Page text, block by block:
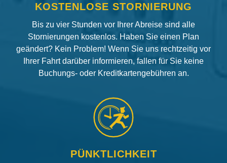
KOSTENLOSE STORNIERUNG
Bis zu vier Stunden vor Ihrer Abreise sind alle
Stornierungen kostenlos. Haben Sie einen Plan
geändert? Kein Problem! Wenn Sie uns rechtzeitig vor
Ihrer Fahrt darüber informieren, fallen für Sie keine
Buchungs- oder Kreditkartengebühren an.
PÜNKTLICHKEIT